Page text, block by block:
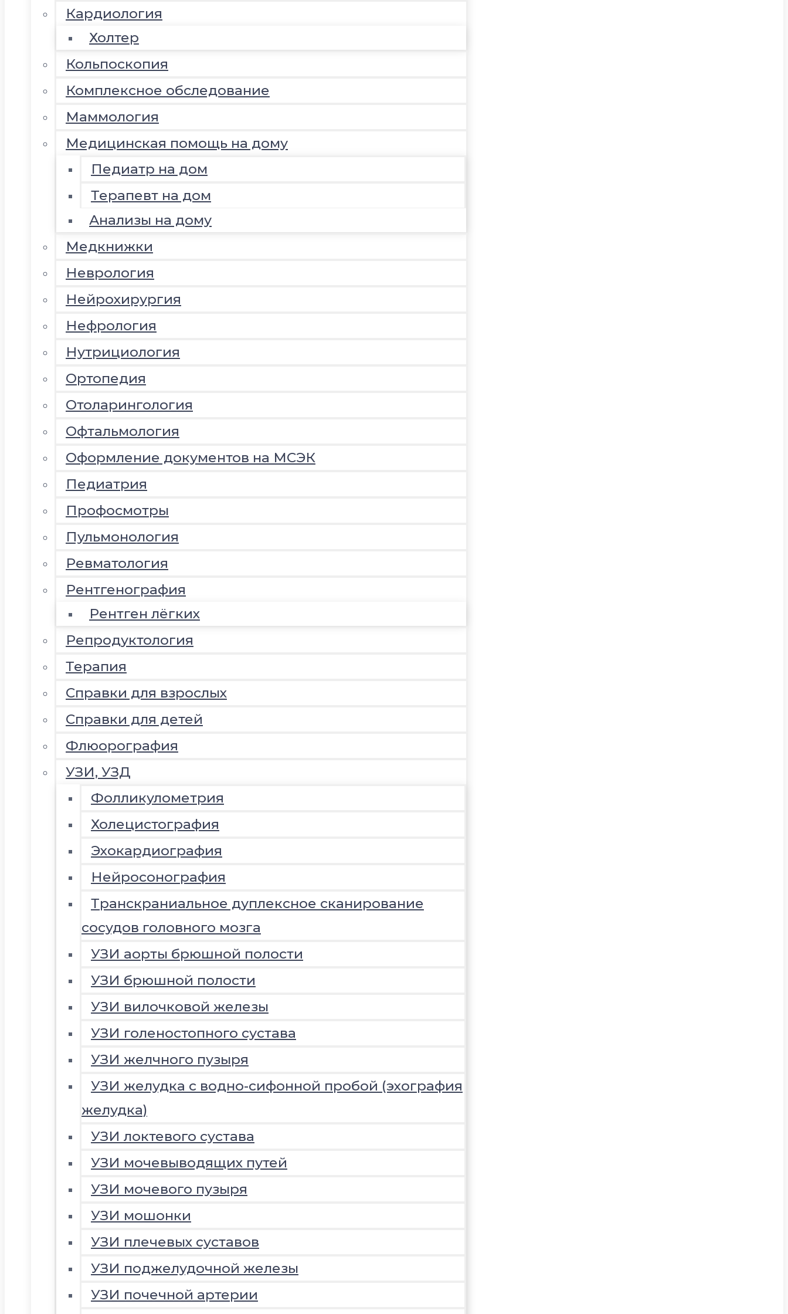
Кардиология
Холтер
Кольпоскопия
Комплексное обследование
Маммология
Медицинская помощь на дому
Педиатр на дом
Терапевт на дом
Анализы на дому
Медкнижки
Неврология
Нейрохирургия
Нефрология
Нутрициология
Ортопедия
Отоларингология
Офтальмология
Оформление документов на МСЭК
Педиатрия
Профосмотры
Пульмонология
Ревматология
Рентгенография
Рентген лёгких
Репродуктология
Терапия
Справки для взрослых
Справки для детей
Флюорография
УЗИ, УЗД
Фолликулометрия
Холецистография
Эхокардиография
Нейросонография
Транскраниальное дуплексное сканирование
сосудов головного мозга
УЗИ аорты брюшной полости
УЗИ брюшной полости
УЗИ вилочковой железы
УЗИ голеностопного сустава
УЗИ желчного пузыря
УЗИ желудка с водно-сифонной пробой (эхография
желудка)
УЗИ локтевого сустава
УЗИ мочевыводящих путей
УЗИ мочевого пузыря
УЗИ мошонки
УЗИ плечевых суставов
УЗИ поджелудочной железы
УЗИ почечной артерии